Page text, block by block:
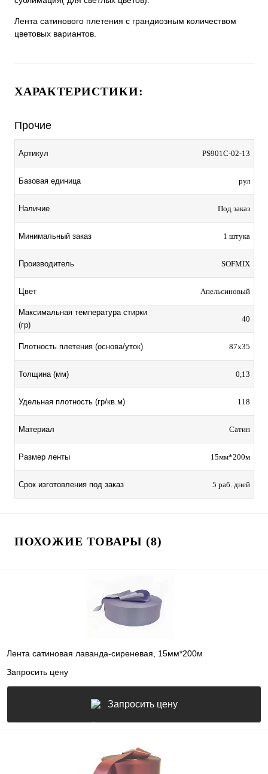
Лента сатинового плетения с грандиозным количеством
цветовых вариантов.
ХАРАКТЕРИСТИКИ:
Прочие
Артикул PS901C-02-13
Базовая единица рул
Наличие Под заказ
Минимальный заказ 1 штука
Производитель SOFMIX
Цвет Апельсиновый
Максимальная температура стирки
(гр)
40
Плотность плетения (основа/уток) 87х35
Толщина (мм) 0,13
Удельная плотность (гр/кв.м) 118
Материал Сатин
Размер ленты 15мм*200м
Срок изготовления под заказ 5 раб. дней
ПОХОЖИЕ ТОВАРЫ (8)
Лента сатиновая лаванда-сиреневая, 15мм*200м
Запросить цену
Запросить цену